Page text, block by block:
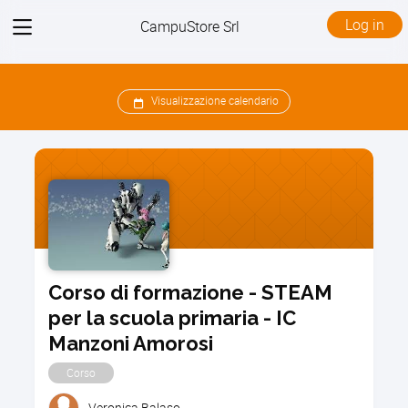
View
CampuStore Srl Log in
Visualizzazione calendario
Corso di formazione - STEAM
per la scuola primaria - IC
Manzoni Amorosi
Corso